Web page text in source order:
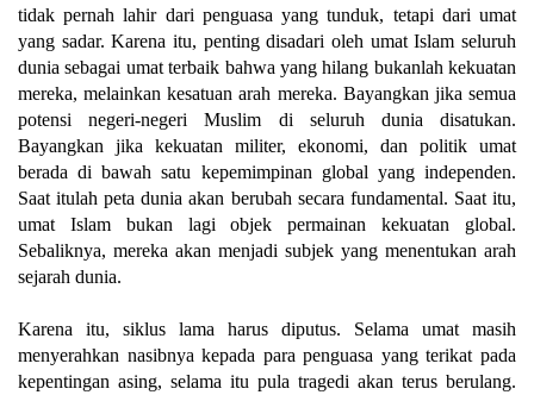
tidak pernah lahir dari penguasa yang tunduk, tetapi dari umat
yang sadar. Karena itu, penting disadari oleh umat Islam seluruh
dunia sebagai umat terbaik bahwa yang hilang bukanlah kekuatan
mereka, melainkan kesatuan arah mereka. Bayangkan jika semua
potensi negeri-negeri Muslim di seluruh dunia disatukan.
Bayangkan jika kekuatan militer, ekonomi, dan politik umat
berada di bawah satu kepemimpinan global yang independen.
Saat itulah peta dunia akan berubah secara fundamental. Saat itu,
umat Islam bukan lagi objek permainan kekuatan global.
Sebaliknya, mereka akan menjadi subjek yang menentukan arah
sejarah dunia.
Karena itu, siklus lama harus diputus. Selama umat masih
menyerahkan nasibnya kepada para penguasa yang terikat pada
kepentingan asing, selama itu pula tragedi akan terus berulang.